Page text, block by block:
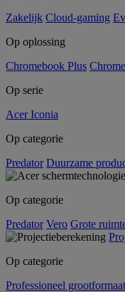
Zakelijk Cloud-gaming
Op oplossing
Chromebook Plus
Op serie
Acer Iconia
Op categorie
Predator Duurzame
Op categorie
Predator Vero Grote
Op categorie
Professioneel grootformaat